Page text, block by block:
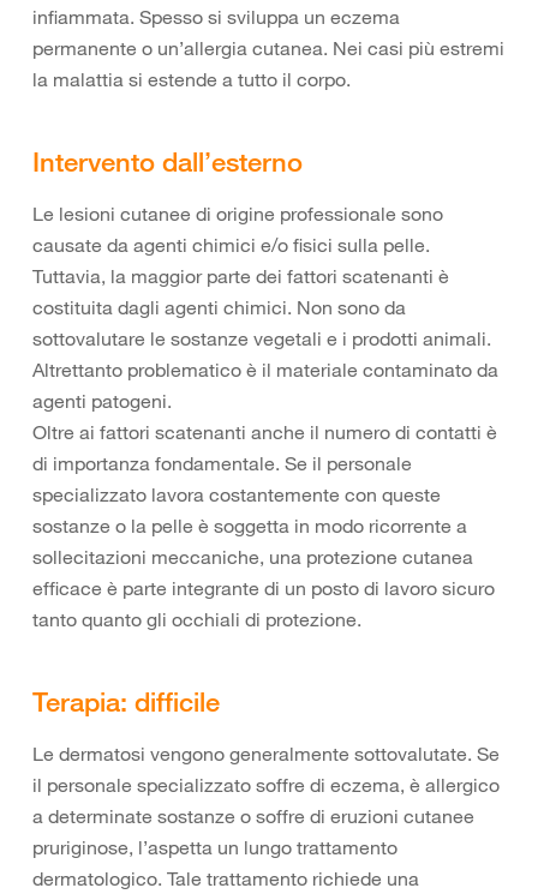
infiammata. Spesso si sviluppa un eczema
permanente o un’allergia cutanea. Nei casi più estremi
la malattia si estende a tutto il corpo.
Intervento dall’esterno
Le lesioni cutanee di origine professionale sono
causate da agenti chimici e/o fisici sulla pelle.
Tuttavia, la maggior parte dei fattori scatenanti è
costituita dagli agenti chimici. Non sono da
sottovalutare le sostanze vegetali e i prodotti animali.
Altrettanto problematico è il materiale contaminato da
agenti patogeni.
Oltre ai fattori scatenanti anche il numero di contatti è
di importanza fondamentale. Se il personale
specializzato lavora costantemente con queste
sostanze o la pelle è soggetta in modo ricorrente a
sollecitazioni meccaniche, una protezione cutanea
efficace è parte integrante di un posto di lavoro sicuro
tanto quanto gli occhiali di protezione.
Terapia: difficile
Le dermatosi vengono generalmente sottovalutate. Se
il personale specializzato soffre di eczema, è allergico
a determinate sostanze o soffre di eruzioni cutanee
pruriginose, l’aspetta un lungo trattamento
dermatologico. Tale trattamento richiede una